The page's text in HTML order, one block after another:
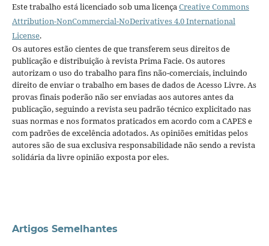
Este trabalho está licenciado sob uma licençaCreative Commons
Attribution-NonCommercial-NoDerivatives 4.0 International
License.
Os autores estão cientes de que transferem seus direitos de
publicação e distribuição à revista Prima Facie. Os autores
autorizam o uso do trabalho para fins não-comerciais, incluindo
direito de enviar o trabalho em bases de dados de Acesso Livre. As
provas finais poderão não ser enviadas aos autores antes da
publicação, seguindo a revista seu padrão técnico explicitado nas
suas normas e nos formatos praticados em acordo com a CAPES e
com padrões de excelência adotados. As opiniões emitidas pelos
autores são de sua exclusiva responsabilidade não sendo a revista
solidária da livre opinião exposta por eles.
Artigos Semelhantes